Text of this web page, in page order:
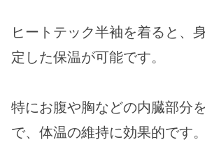
ヒートテック半袖を着ると、
定した保温が可能です。
特にお腹や胸などの内臓部分
で、体温の維持に効果的です。